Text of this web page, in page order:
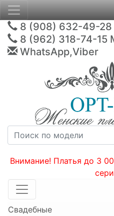
8 (908) 632-49-28
8 (962) 318-74-15
WhatsApp,Viber
Внимание! Платья до 3
Свадебные